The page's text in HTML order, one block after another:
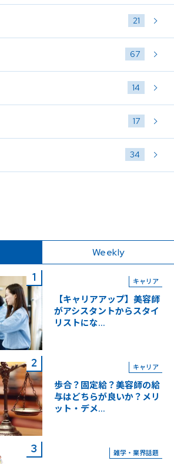
21
67
14
17
34
Weekly
キャリア
【キャリアアップ】美容師
がアシスタントからスタイ
リストにな...
キャリア
歩合？固定給？美容師の給
与はどちらが良いか？メリ
ット・デメ...
雑学・業界話題